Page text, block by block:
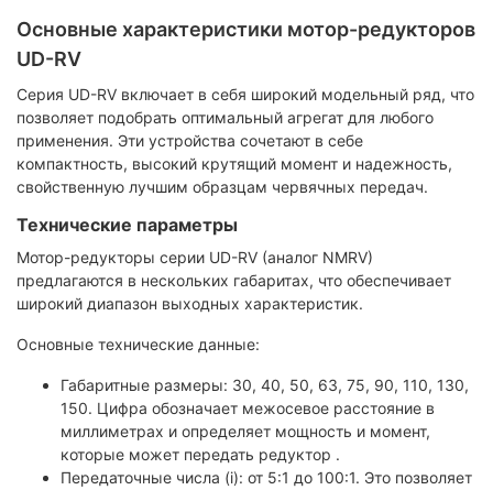
Основные характеристики мотор-редукторов
UD-RV
Серия UD-RV включает в себя широкий модельный ряд, что
позволяет подобрать оптимальный агрегат для любого
применения. Эти устройства сочетают в себе
компактность, высокий крутящий момент и надежность,
свойственную лучшим образцам червячных передач.
Технические параметры
Мотор-редукторы серии UD-RV (аналог NMRV)
предлагаются в нескольких габаритах, что обеспечивает
широкий диапазон выходных характеристик.
Основные технические данные:
Габаритные размеры: 30, 40, 50, 63, 75, 90, 110, 130,
150. Цифра обозначает межосевое расстояние в
миллиметрах и определяет мощность и момент,
которые может передать редуктор .
Передаточные числа (i): от 5:1 до 100:1. Это позволяет